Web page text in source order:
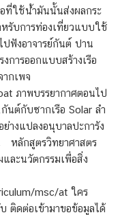
ที่ใช้น้ำมันนั้นส่งผลกระ
รับการท่องเที่ยวแบบใช้
ปฟังอาจารย์กันต์ ปาน
การออกแบบสร้างเรือ
กเพจ
ภาพบรรยากาศตอนไป
นต์กับซากเรือ Solar ลำ
งแปลงอนุบาลปะการัง
หลักสูตรวิทยาศาสตร
ละนวัตกรรมเพื่อสิ่ง
msc/at ใคร
ติดต่อเข้ามาขอข้อมูลได้